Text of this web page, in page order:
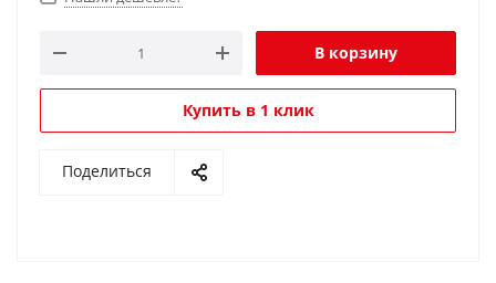
В корзину
Купить в 1 клик
Поделиться